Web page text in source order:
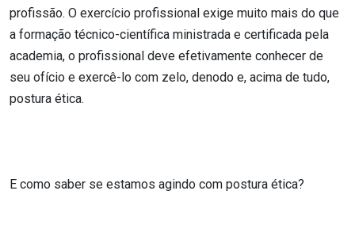
profissão. O exercício profissional exige muito mais do que
a formação técnico-científica ministrada e certificada pela
academia, o profissional deve efetivamente conhecer de
seu ofício e exercê-lo com zelo, denodo e, acima de tudo,
postura ética.
E como saber se estamos agindo com postura ética?